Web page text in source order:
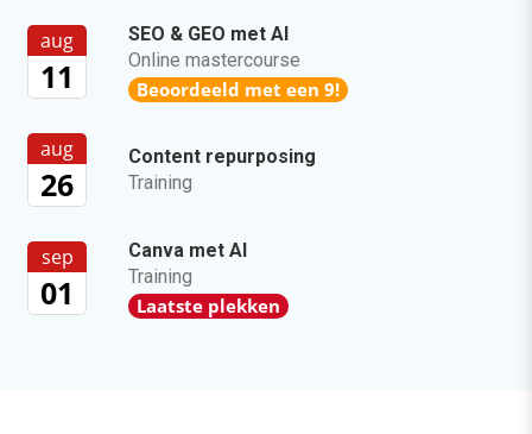
aug
11
SEO & GEO met AI
Online mastercourse
Beoordeeld met een 9!
aug
26
Content repurposing
Training
sep
01
Canva met AI
Training
Laatste plekken